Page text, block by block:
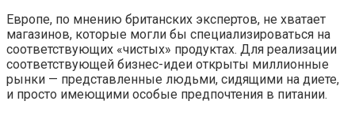
Европе, по мнению британских экспертов, не хватает
магазинов, которые могли бы специализироваться на
соответствующих «чистых» продуктах. Для реализации
соответствующей бизнес-идеи открыты миллионные
рынки — представленные людьми, сидящими на диете,
и просто имеющими особые предпочтения в питании.